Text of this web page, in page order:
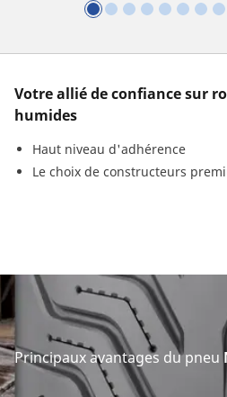
Votre allié de confiance sur
humides
Haut niveau d'adhérence
Le choix de constructeurs
Principaux avantages du pneu